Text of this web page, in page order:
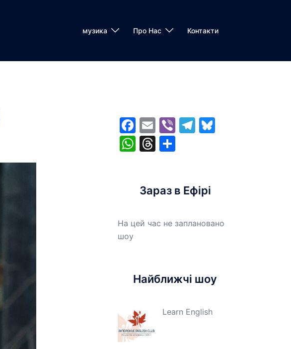
музика Про Нас Контакти
Facebook
EmailViberTelegram
Bluesky
WhatsApp
Threads
Share
Зараз в Ефірі
На цей час не заплановано
шоу
Найближчі шоу
Learn English